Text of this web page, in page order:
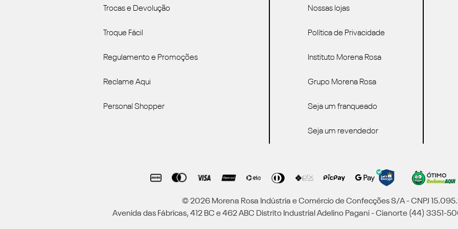
Trocas e Devolução
Troque Fácil
Regulamento e Promoções
Reclame Aqui
Personal Shopper
Nossas lojas
Política de Privacidade
Instituto Morena Rosa
Grupo Morena Rosa
Seja um franqueado
Seja um revendedor
© 2026 Morena Rosa Indústria e Comércio de Confecções S/A - CNPJ
Avenida das Fábricas, 412 BC e 462 ABC Distrito Industrial Adelino Pagani - Cianorte (44) 3351-